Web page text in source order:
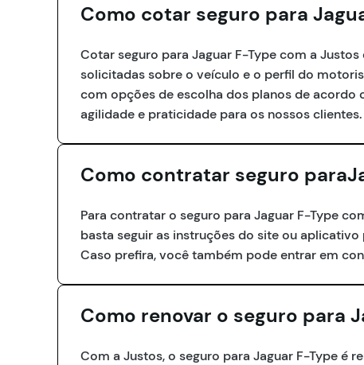
Como cotar seguro para
Cotar seguro para Jaguar F-Type com a
solicitadas sobre o veículo e o perfil do
com opções de escolha dos planos de acordo
agilidade e praticidade para os nossos clientes.
Como contratar seguro
Para contratar o seguro para Jaguar F-Type
basta seguir as instruções do site ou
Caso prefira, você também pode entrar em
Como renovar o seguro para
Com a Justos, o seguro para Jaguar F-Type é